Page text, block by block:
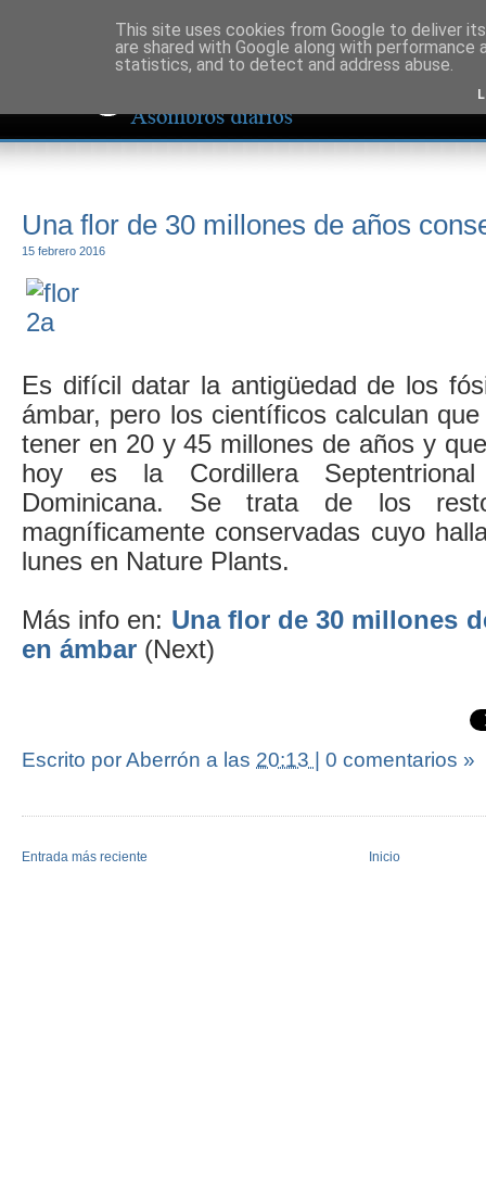
Una flor de 30 millones de años
15 febrero 2016
Es difícil datar la antigüedad de los
ámbar, pero los científicos calculan
tener en 20 y 45 millones de años y
hoy es la Cordillera
Dominicana. Se trata de los
magníficamente conservadas cuyo
lunes en Nature Plants.
Más info en: Una flor de 30 millones
en ámbar (Next)
Escrito por Aberrón a las 20:13 | 0 comentarios »
Entrada más reciente Inicio
This site uses cookies from Google to deliver
are shared with Google along with
statistics, and to detect and address abuse.